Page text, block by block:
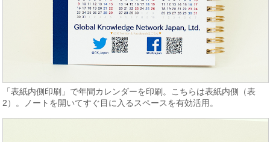
「表紙内側印刷」で年間カレンダーを印刷。こちらは表紙内側（表
2）。ノートを開いてすぐ目に入るスペースを有効活用。